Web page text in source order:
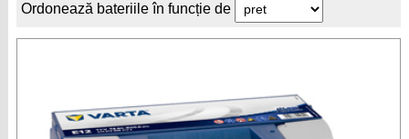
Ordonează bateriile în funcție de